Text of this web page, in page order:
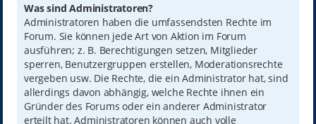
Was sind Administratoren?
Administratoren haben die umfassendsten Rechte im
Forum. Sie können jede Art von Aktion im Forum
ausführen; z. B. Berechtigungen setzen, Mitglieder
sperren, Benutzergruppen erstellen, Moderationsrechte
vergeben usw. Die Rechte, die ein Administrator hat, sind
allerdings davon abhängig, welche Rechte ihnen ein
Gründer des Forums oder ein anderer Administrator
erteilt hat. Administratoren können auch volle